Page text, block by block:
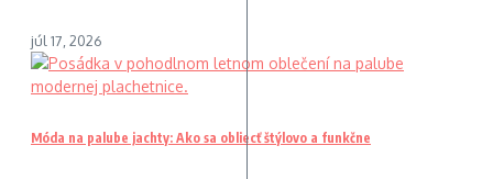
júl 17, 2026
Móda na palube jachty: Ako sa obliecť štýlovo a funkčne